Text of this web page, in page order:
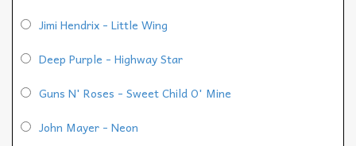
Jimi Hendrix - Little Wing
Deep Purple - Highway Star
Guns N' Roses - Sweet Child O' Mine
John Mayer - Neon